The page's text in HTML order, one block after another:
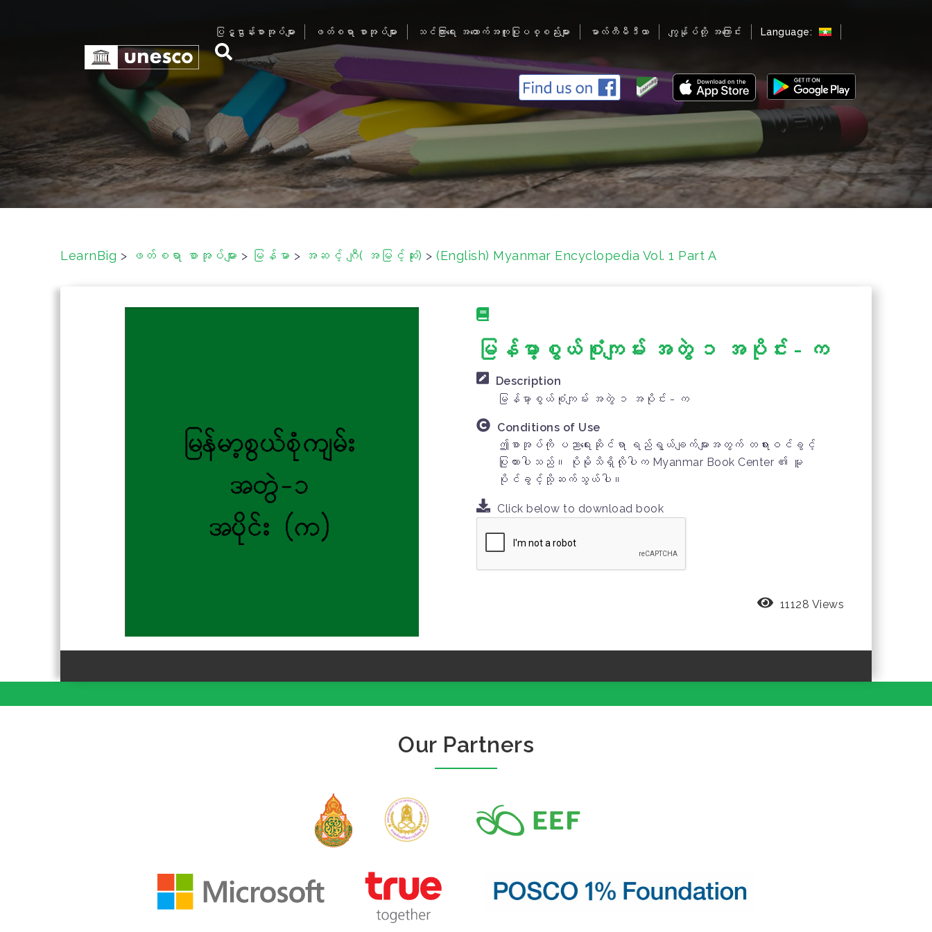
n
t
e
ပြဋ္ဌာန်းစာအုပ်များ ဖတ်စရာ စာအုပ်များ သင်ကြားရေး အထောက်အကူပြုပစ္စည်းများ မာလ်တီမီဒီယာ ကျွန်ုပ်တို့ အကြောင်း Language:
LearnBig > ဖတ်စရာ စာအုပ်များ > မြန်မာ > အဆင့် ဂျီ( အမြင့်ဆုံး) > (English) Myanmar Encyclopedia Vol. 1 Part A
မြန်မာ့စွယ်စုံကျမ်း အတွဲ ၁ အပိုင်း - က
Description
မြန်မာ့စွယ်စုံကျမ်း အတွဲ ၁ အပိုင်း - က
Conditions of Use
ဤစာအုပ်ကို ပညာရေးဆိုင်ရာ ရည်ရွယ်ချက်များအတွက် တရားဝင်ခွင့်
ပြုထားပါသည်။ ပိုမိုသိရှိလိုပါက Myanmar Book Center ၏ မူ
ပိုင်ခွင့်သို့ဆက်သွယ်ပါ။
Click below to download book
11128 Views
Our Partners